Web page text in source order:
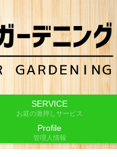
SERVICE
お庭の激押しサービス
Profile
管理人情報